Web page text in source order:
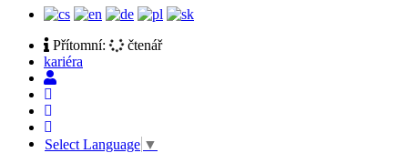
Přítomní:
čtenář
kariéra
Select Language ▼